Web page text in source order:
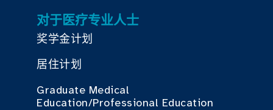
对于医疗专业人士
奖学金计划
居住计划
Graduate Medical
Education/Professional Education